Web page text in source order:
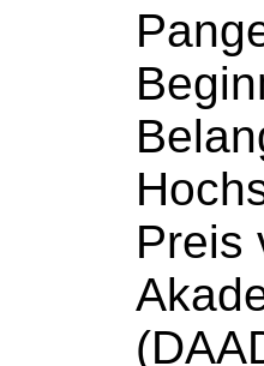
Preis